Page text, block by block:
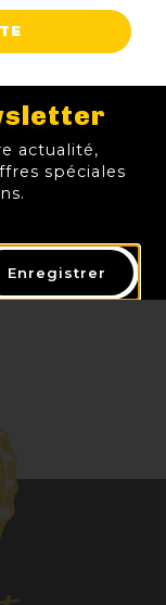
€
FAUVE REJAILLIR LE FEU
3,70 €
TTCPrix
actualité,
spéciales
Enregistrer